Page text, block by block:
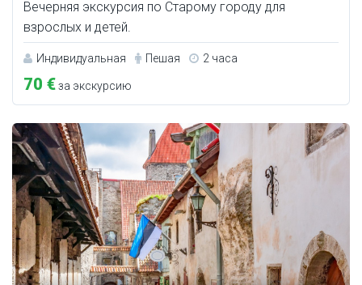
Вечерняя экскурсия по Старому городу для
взрослых и детей.
Индивидуальная Пешая 2 часа
70 €за экскурсию